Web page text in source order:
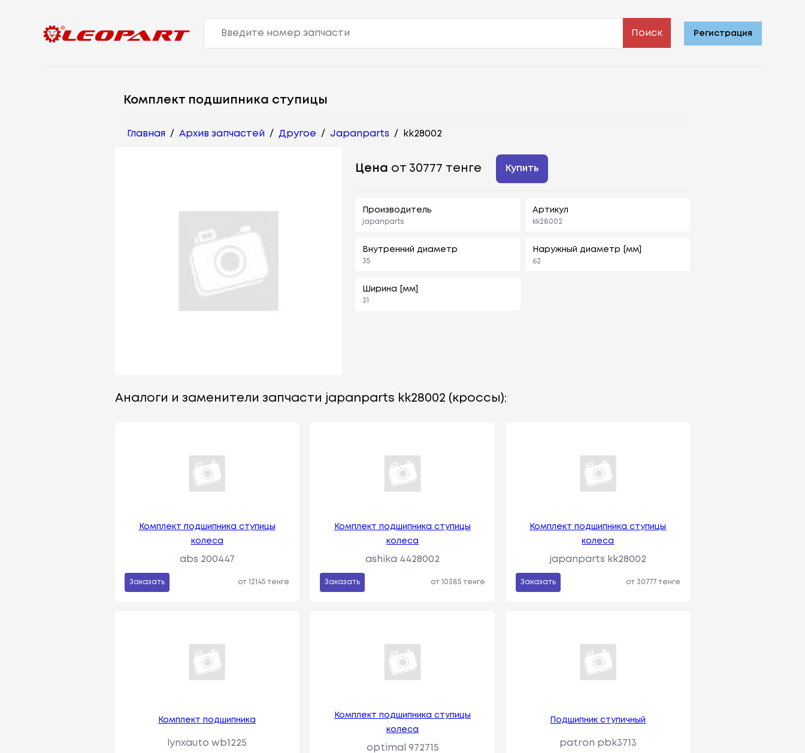
Поиск Регистрация
Комплект подшипника ступицы
Главная / Архив запчастей / Другое / Japanparts / kk28002
Цена от 30777 тенге Купить
Производитель
japanparts
Артикул
kk28002
Внутренний диаметр
35
Наружный диаметр [мм]
62
Ширина [мм]
31
Аналоги и заменители запчасти japanparts kk28002 (кроссы):
Комплект подшипника ступицы
колеса
abs 200447
Заказать от 12145 тенге
Комплект подшипника ступицы
колеса
ashika 4428002
Заказать от 10385 тенге
Комплект подшипника ступицы
колеса
japanparts kk28002
Заказать от 30777 тенге
Комплект подшипника
lynxauto wb1225
Комплект подшипника ступицы
колеса
optimal 972715
Подшипник ступичный
patron pbk3713